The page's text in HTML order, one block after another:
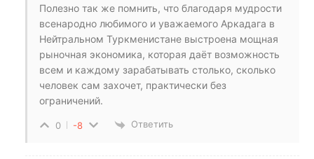
Полезно так же помнить, что благодаря мудрости
всенародно любимого и уважаемого Аркадага в
Нейтральном Туркменистане выстроена мощная
рыночная экономика, которая даёт возможность
всем и каждому зарабатывать столько, сколько
человек сам захочет, практически без
ограничений.
0 -8 Ответить